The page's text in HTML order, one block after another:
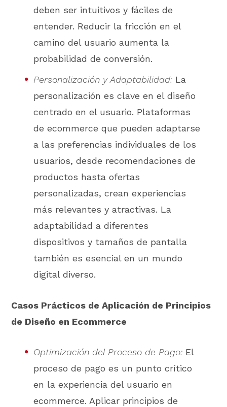
deben ser intuitivos y fáciles de
entender. Reducir la fricción en el
camino del usuario aumenta la
probabilidad de conversión.
Personalización y Adaptabilidad: La
personalización es clave en el diseño
centrado en el usuario. Plataformas
de ecommerce que pueden adaptarse
a las preferencias individuales de los
usuarios, desde recomendaciones de
productos hasta ofertas
personalizadas, crean experiencias
más relevantes y atractivas. La
adaptabilidad a diferentes
dispositivos y tamaños de pantalla
también es esencial en un mundo
digital diverso.
Casos Prácticos de Aplicación de Principios
de Diseño en Ecommerce
Optimización del Proceso de Pago: El
proceso de pago es un punto crítico
en la experiencia del usuario en
ecommerce. Aplicar principios de